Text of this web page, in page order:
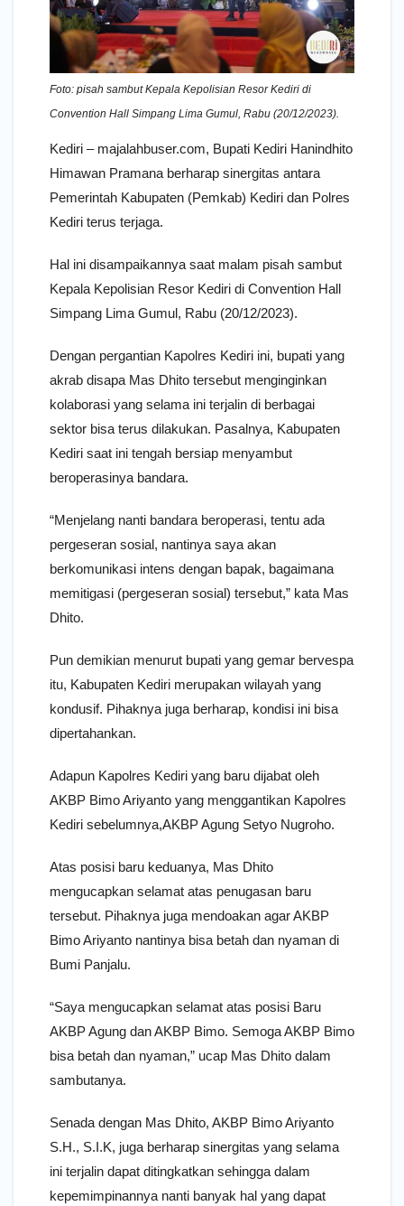
Foto: pisah sambut Kepala Kepolisian Resor Kediri di
Convention Hall Simpang Lima Gumul, Rabu (20/12/2023).
Kediri – majalahbuser.com, Bupati Kediri Hanindhito
Himawan Pramana berharap sinergitas antara
Pemerintah Kabupaten (Pemkab) Kediri dan Polres
Kediri terus terjaga.
Hal ini disampaikannya saat malam pisah sambut
Kepala Kepolisian Resor Kediri di Convention Hall
Simpang Lima Gumul, Rabu (20/12/2023).
Dengan pergantian Kapolres Kediri ini, bupati yang
akrab disapa Mas Dhito tersebut menginginkan
kolaborasi yang selama ini terjalin di berbagai
sektor bisa terus dilakukan. Pasalnya, Kabupaten
Kediri saat ini tengah bersiap menyambut
beroperasinya bandara.
“Menjelang nanti bandara beroperasi, tentu ada
pergeseran sosial, nantinya saya akan
berkomunikasi intens dengan bapak, bagaimana
memitigasi (pergeseran sosial) tersebut,” kata Mas
Dhito.
Pun demikian menurut bupati yang gemar bervespa
itu, Kabupaten Kediri merupakan wilayah yang
kondusif. Pihaknya juga berharap, kondisi ini bisa
dipertahankan.
Adapun Kapolres Kediri yang baru dijabat oleh
AKBP Bimo Ariyanto yang menggantikan Kapolres
Kediri sebelumnya,AKBP Agung Setyo Nugroho.
Atas posisi baru keduanya, Mas Dhito
mengucapkan selamat atas penugasan baru
tersebut. Pihaknya juga mendoakan agar AKBP
Bimo Ariyanto nantinya bisa betah dan nyaman di
Bumi Panjalu.
“Saya mengucapkan selamat atas posisi Baru
AKBP Agung dan AKBP Bimo. Semoga AKBP Bimo
bisa betah dan nyaman,” ucap Mas Dhito dalam
sambutanya.
Senada dengan Mas Dhito, AKBP Bimo Ariyanto
S.H., S.I.K, juga berharap sinergitas yang selama
ini terjalin dapat ditingkatkan sehingga dalam
kepemimpinannya nanti banyak hal yang dapat